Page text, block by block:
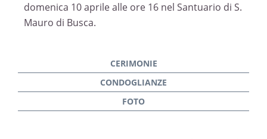
domenica 10 aprile alle ore 16 nel Santuario di S.
Mauro di Busca.